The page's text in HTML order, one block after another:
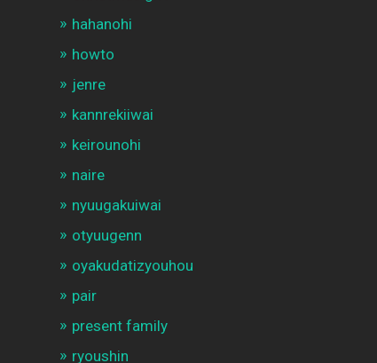
hahanohi
howto
jenre
kannrekiiwai
keirounohi
naire
nyuugakuiwai
otyuugenn
oyakudatizyouhou
pair
present family
ryoushin